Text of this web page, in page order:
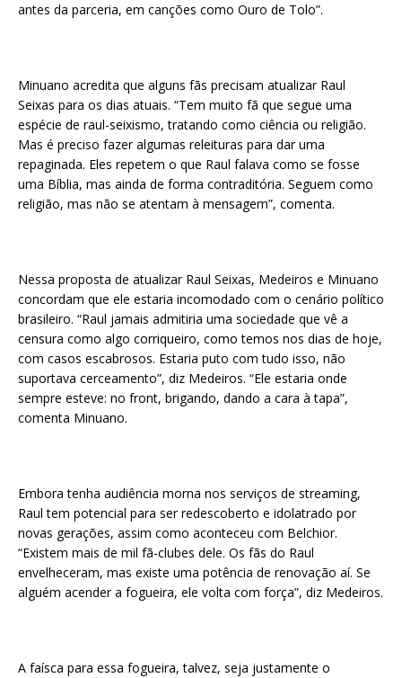
antes da parceria, em canções como Ouro de Tolo”.
Minuano acredita que alguns fãs precisam atualizar Raul
Seixas para os dias atuais. “Tem muito fã que segue uma
espécie de raul-seixismo, tratando como ciência ou religião.
Mas é preciso fazer algumas releituras para dar uma
repaginada. Eles repetem o que Raul falava como se fosse
uma Bíblia, mas ainda de forma contraditória. Seguem como
religião, mas não se atentam à mensagem”, comenta.
Nessa proposta de atualizar Raul Seixas, Medeiros e Minuano
concordam que ele estaria incomodado com o cenário político
brasileiro. “Raul jamais admitiria uma sociedade que vê a
censura como algo corriqueiro, como temos nos dias de hoje,
com casos escabrosos. Estaria puto com tudo isso, não
suportava cerceamento”, diz Medeiros. “Ele estaria onde
sempre esteve: no front, brigando, dando a cara à tapa”,
comenta Minuano.
Embora tenha audiência morna nos serviços de streaming,
Raul tem potencial para ser redescoberto e idolatrado por
novas gerações, assim como aconteceu com Belchior.
“Existem mais de mil fã-clubes dele. Os fãs do Raul
envelheceram, mas existe uma potência de renovação aí. Se
alguém acender a fogueira, ele volta com força”, diz Medeiros.
A faísca para essa fogueira, talvez, seja justamente o